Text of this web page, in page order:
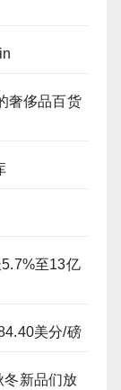
奢侈品百货
至13亿
美分/磅
冬新品们放